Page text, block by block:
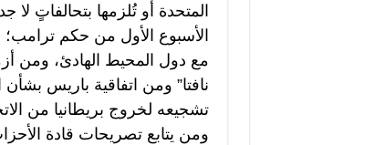
المتحدة أو تُلزمها بتحالفاتٍ
الأسبوع الأول من حكم ترامب؛
مع دول المحيط الهادئ، ومن
نافتا” ومن اتفاقية باريس
تشجيعه لخروج بريطانيا من
ومن يتابع تصريحات قادة